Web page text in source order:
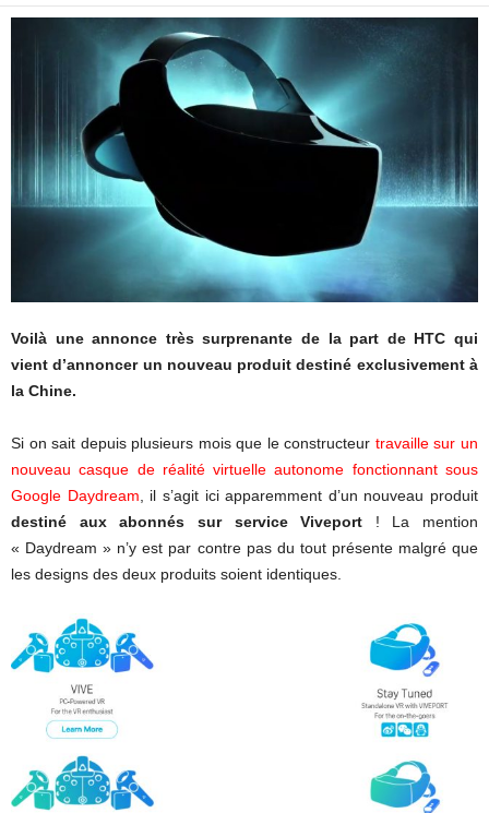
Voilà une annonce très surprenante de la part de HTC qui
vient d’annoncer un nouveau produit destiné exclusivement à
la Chine.
Si on sait depuis plusieurs mois que le constructeur travaille sur un
nouveau casque de réalité virtuelle autonome fonctionnant sous
Google Daydream, il s’agit ici apparemment d’un nouveau produit
destiné aux abonnés sur service Viveport ! La mention
« Daydream » n’y est par contre pas du tout présente malgré que
les designs des deux produits soient identiques.